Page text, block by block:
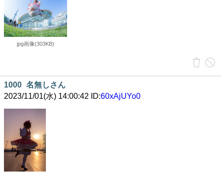
jpg画像(303KB)
1000 名無しさん
2023/11/01(水) 14:00:42 ID:60xAjUYo0